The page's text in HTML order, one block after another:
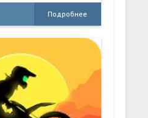
Подробнее